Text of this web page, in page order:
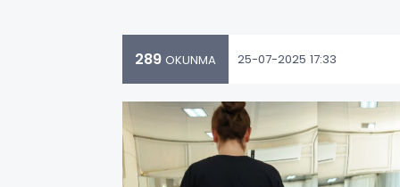
289 OKUNMA 25-07-2025 17:33